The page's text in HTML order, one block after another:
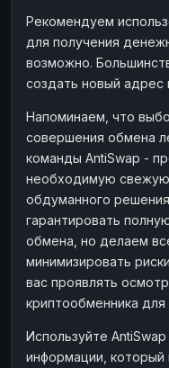
Рекомендуем
для получения
возможно.
создать новый адрес
Напоминаем, что
совершения обмена
команды AntiSwap -
необходимую
обдуманного
гарантировать
обмена, но делаем
минимизировать
вас проявлять
криптообменника
Используйте
информации,